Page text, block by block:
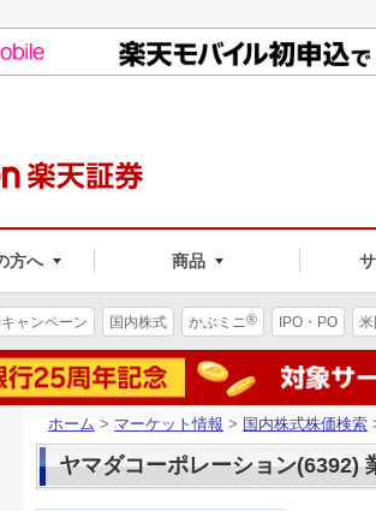
方へ 商品
キャンペーン 国内株式 かぶミニ® IPO・PO
ホーム > マーケット情報 > 国内株式株価検索
ヤマダコーポレーション(6392)